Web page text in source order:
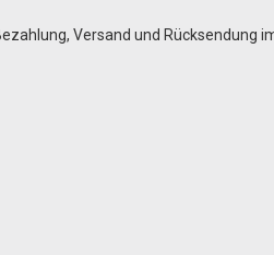
Versand und Rücksendung